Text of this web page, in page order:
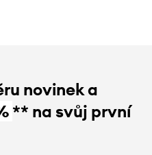
novinek a
** na svůj první